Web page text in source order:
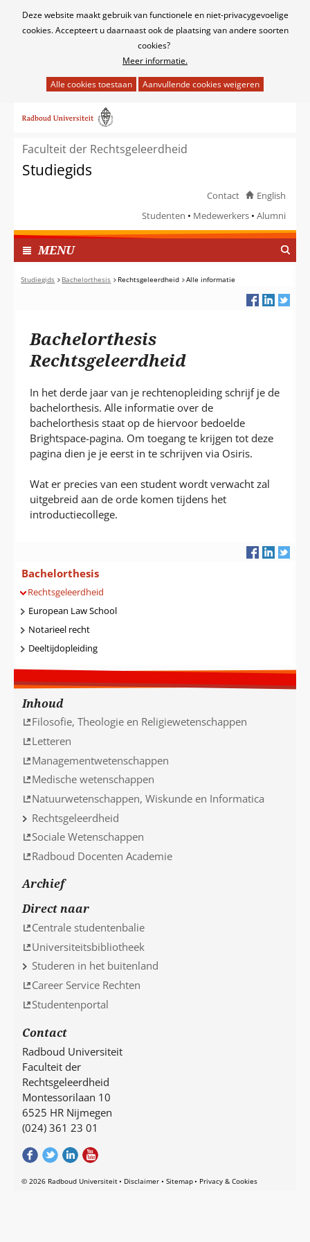
Cookies
Deze website maakt gebruik van functionele en niet-privacygevoelige
cookies. Accepteert u daarnaast ook de plaatsing van andere soorten
cookies?
Meer informatie.
het
van
op
toegestaan
of
naar
inhoudFaculteit der Rechtsgeleerdheid
Studiegids
Contact
English
Studenten
Medewerkers Alumni
MENUI
N
G
A
T
Studiegids Bachelorthesis Rechtsgeleerdheid Alle informatie
Bachelorthesis
Rechtsgeleerdheid
In het derde jaar van je rechtenopleiding schrijf je de
bachelorthesis. Alle informatie over de
bachelorthesis staat op de hiervoor bedoelde
Brightspace-pagina. Om toegang te krijgen tot deze
pagina dien je je eerst in te schrijven via Osiris.
Wat er precies van een student wordt verwacht zal
uitgebreid aan de orde komen tijdens het
introductiecollege.
Navigatie
Bachelorthesis
Rechtsgeleerdheid
European Law School
Notarieel recht
Deeltijdopleiding
Inhoud
Filosofie, Theologie en Religiewetenschappen
Letteren
Managementwetenschappen
Medische wetenschappen
Natuurwetenschappen, Wiskunde en Informatica
Rechtsgeleerdheid
Sociale Wetenschappen
Radboud Docenten Academie
Archief
Direct naar
Centrale studentenbalie
Universiteitsbibliotheek
Studeren in het buitenland
Career Service Rechten
Studentenportal
Contact
Radboud Universiteit
Faculteit der
Rechtsgeleerdheid
Montessorilaan 10
6525 HR Nijmegen
(024) 361 23 01
© 2026 Radboud Universiteit Disclaimer Sitemap Privacy & Cookies